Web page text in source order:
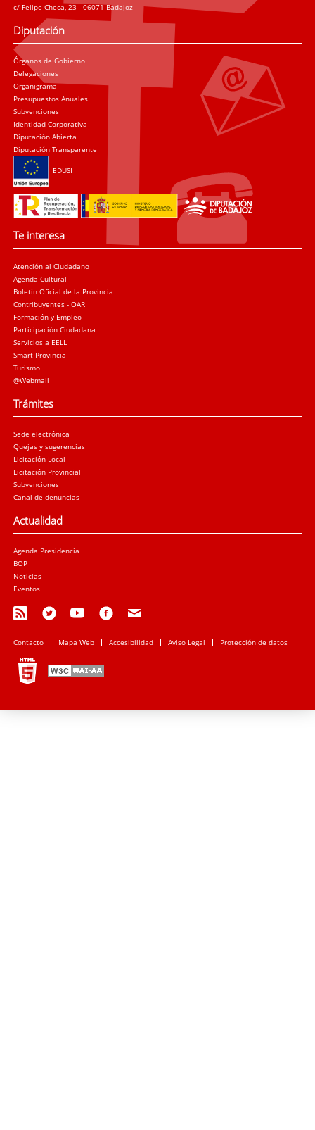
c/ Felipe Checa, 23 - 06071 Badajoz
Diputación
Órganos de Gobierno
Delegaciones
Organigrama
Presupuestos Anuales
Subvenciones
Identidad Corporativa
Diputación Abierta
Diputación Transparente
EDUSI
Te interesa
Atención al Ciudadano
Agenda Cultural
Boletín Oficial de la Provincia
Contribuyentes - OAR
Formación y Empleo
Participación Ciudadana
Servicios a EELL
Smart Provincia
Turismo
@Webmail
Trámites
Sede electrónica
Quejas y sugerencias
Licitación Local
Licitación Provincial
Subvenciones
Canal de denuncias
Actualidad
Agenda Presidencia
BOP
Noticias
Eventos
Contacto Mapa Web Accesibilidad Aviso Legal Protección de datos